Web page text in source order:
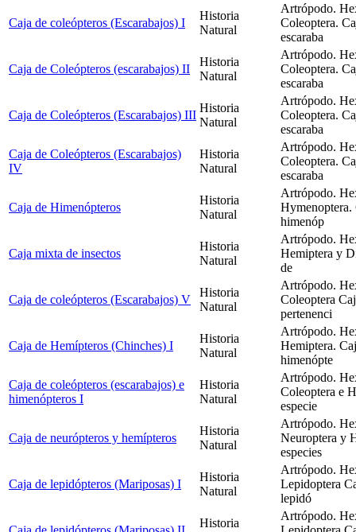
Caja de coleópteros (Escarabajos) I
Historia
Natural
Artrópodo.
Coleoptera.
escaraba
Caja de Coleópteros (escarabajos) II
Historia
Natural
Artrópodo.
Coleoptera.
escaraba
Caja de Coleópteros (Escarabajos) III
Historia
Natural
Artrópodo.
Coleoptera.
escaraba
Caja de Coleópteros (Escarabajos)
IV
Historia
Natural
Artrópodo.
Coleoptera.
escaraba
Caja de Himenópteros
Historia
Natural
Artrópodo.
Hymenoptera.
himenóp
Caja mixta de insectos
Historia
Natural
Artrópodo.
Hemiptera y
de
Caja de coleópteros (Escarabajos) V
Historia
Natural
Artrópodo.
Coleoptera
pertenenci
Caja de Hemípteros (Chinches) I
Historia
Natural
Artrópodo.
Hemiptera.
himenópte
Caja de coleópteros (escarabajos) e
himenópteros I
Historia
Natural
Artrópodo.
Coleoptera e
especie
Caja de neurópteros y hemípteros
Historia
Natural
Artrópodo.
Neuroptera y
especies
Caja de lepidópteros (Mariposas) I
Historia
Natural
Artrópodo.
Lepidoptera
lepidó
Historia
Artrópodo.